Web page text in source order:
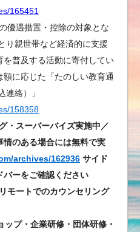
165451
優遇措置・控除の対象とな
り親世帯など経済的に支援
普及する活動に寄付してい
額に応じた「たのしい教育通
連絡）」
158358
・スーパーバイズ実施中／
のある場合には無料で実
archives/162936 サイド
バーをご確認ください
モートでのカウンセリング
プ・企業研修・団体研修・